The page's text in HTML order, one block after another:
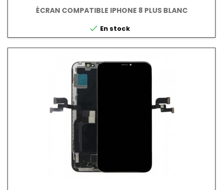
ÉCRAN COMPATIBLE IPHONE 8 PLUS BLANC
 En stock